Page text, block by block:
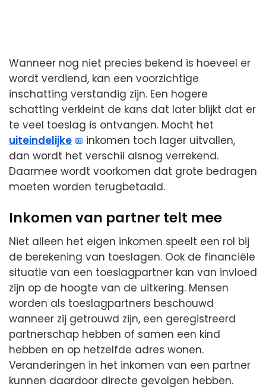
Wanneer nog niet precies bekend is hoeveel er
wordt verdiend, kan een voorzichtige
inschatting verstandig zijn. Een hogere
schatting verkleint de kans dat later blijkt dat er
te veel toeslag is ontvangen. Mocht het
uiteindelijke
inkomen toch lager uitvallen,
dan wordt het verschil alsnog verrekend.
Daarmee wordt voorkomen dat grote bedragen
moeten worden terugbetaald.
Inkomen van partner telt mee
Niet alleen het eigen inkomen speelt een rol bij
de berekening van toeslagen. Ook de financiële
situatie van een toeslagpartner kan van invloed
zijn op de hoogte van de uitkering. Mensen
worden als toeslagpartners beschouwd
wanneer zij getrouwd zijn, een geregistreerd
partnerschap hebben of samen een kind
hebben en op hetzelfde adres wonen.
Veranderingen in het inkomen van een partner
kunnen daardoor directe gevolgen hebben.